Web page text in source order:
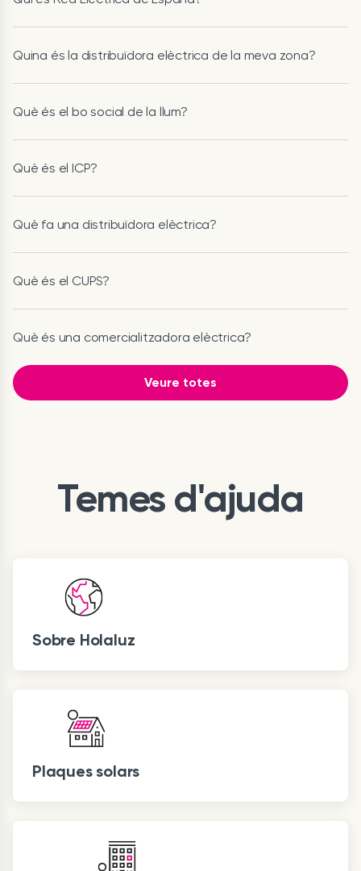
Quina és la distribuïdora elèctrica de la meva zona?
Què és el bo social de la llum?
Què és el ICP?
Què fa una distribuïdora elèctrica?
Què és el CUPS?
Què és una comercialitzadora elèctrica?
Veure totes
Temes d'ajuda
Sobre Holaluz
Plaques solars